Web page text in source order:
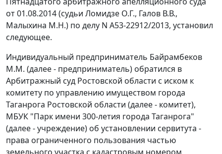
от 01.08.2014 (судьи Ломидзе О.Г., Галов В.В.,
Малыхина М.Н.) по делу N А53-22912/2013, установил
следующее.
Индивидуальный предприниматель Байрамбеков
М.М. (далее - предприниматель) обратился в
Арбитражный суд Ростовской области с иском к
комитету по управлению имуществом города
Таганрога Ростовской области (далее - комитет),
МБУК "Парк имени 300-летия города Таганрога"
(далее - учреждение) об установлении сервитута -
права ограниченного пользования частью